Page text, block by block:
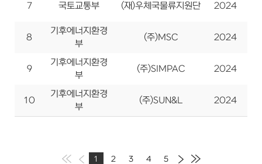
7 국토교통부 (재)우체국물류지원단 2024
8
기후에너지환경
부
(주)MSC 2024
9
기후에너지환경
부
(주)SIMPAC 2024
10
기후에너지환경
부
(주)SUN&L 2024
1 2 3 4 5